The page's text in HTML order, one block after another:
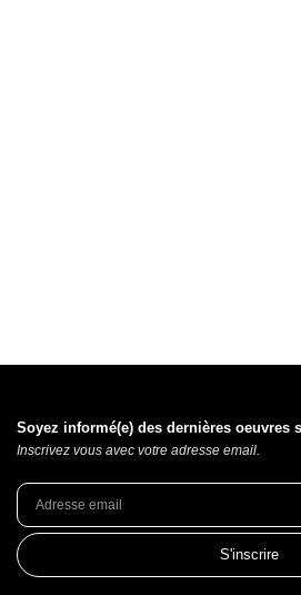
Soyez informé(e) des dernières oeuvres
Inscrivez vous avec votre adresse email.
S'inscrire